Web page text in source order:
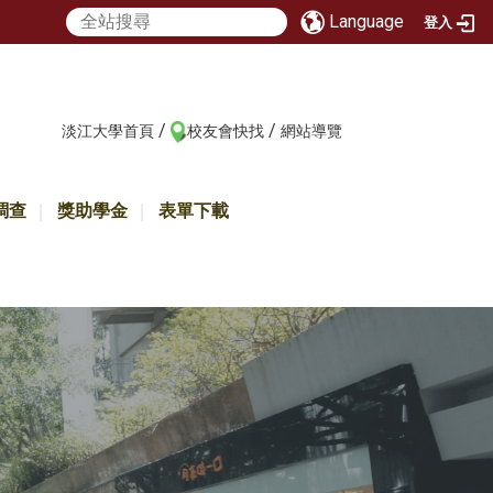
Language 登入
淡江大學首頁 / 校友會快找 / 網站導覽
查 獎助學金 表單下載